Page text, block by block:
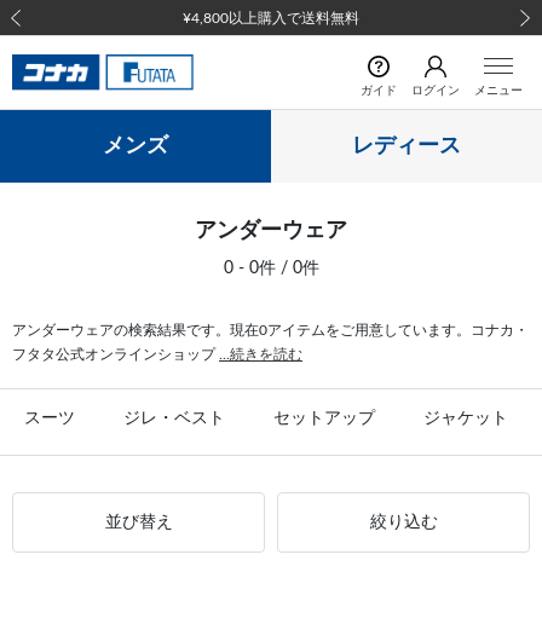
¥4,800以上購入で送料無料
前の画像
ガイド ログイン メニュー
メンズ レディース
アンダーウェア
0 - 0件 / 0件
アンダーウェアの検索結果です。現在0アイテムをご用意しています。コナカ・
フタタ公式オンラインショップ
...続きを読む
スーツ ジレ・ベスト セットアップ ジャケット
並び替え 絞り込む